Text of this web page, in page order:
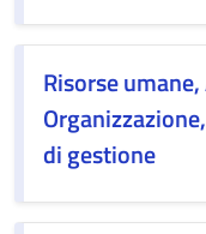
Risorse
di gestione